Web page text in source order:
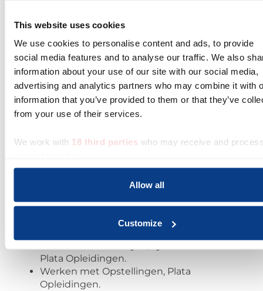
This website uses cookies
We use cookies to personalise content and ads, to provide
social media features and to analyse our traffic. We also
information about your use of our site with our social media,
advertising and analytics partners who may combine it with
information that you’ve provided to them or that they’ve
from your use of their services.
We work with 18 third parties who may receive and
Allow all
Customize
werkt om sterker in je kracht te staan?
Heb je een andere coachvraag of weet je nog
niet ‘waar je het zoeken moet’?
Neem gerust contact met mij op voor een
vrijblijvend kennismakingsgesprek.
KENNISMAKINGSGESPREK:
beter leren kennen en kun je voelen of het klikt,
stellen en om te vertellen wat je kwijt wilt.
OPLEIDINGEN EN TRAININGEN:
Plata Opleidingen.
Werken met Opstellingen, Plata
Opleidingen.